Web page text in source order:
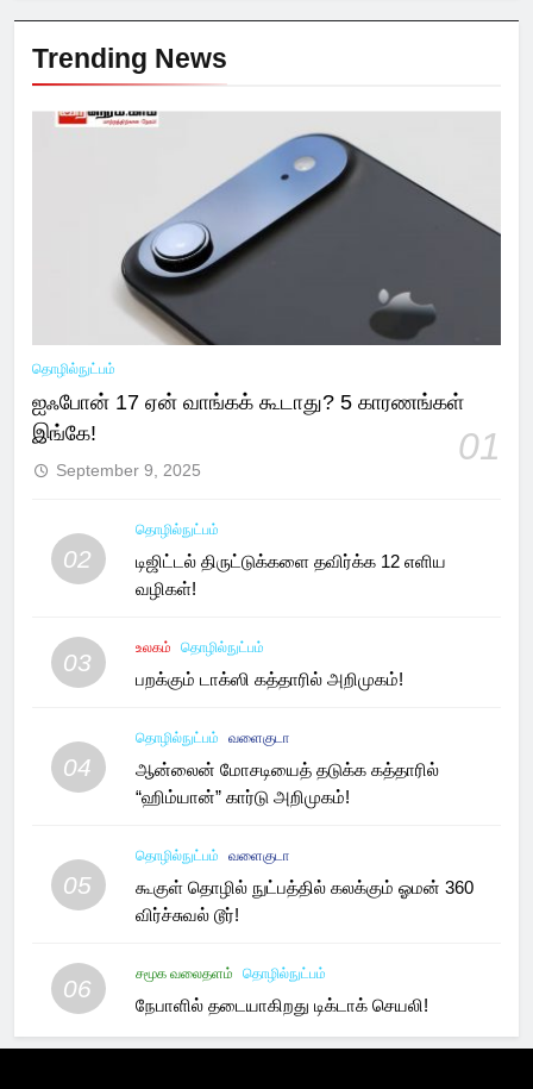
Trending News
தொழில்நுட்பம்
ஐஃபோன் 17 ஏன் வாங்கக் கூடாது? 5 காரணங்கள்
இங்கே!
01
September 9, 2025
02
தொழில்நுட்பம்
டிஜிட்டல் திருட்டுக்களை தவிர்க்க 12 எளிய
வழிகள்!
03
உலகம் தொழில்நுட்பம்
பறக்கும் டாக்ஸி கத்தாரில் அறிமுகம்!
04
தொழில்நுட்பம் வளைகுடா
ஆன்லைன் மோசடியைத் தடுக்க கத்தாரில்
“ஹிம்யான்” கார்டு அறிமுகம்!
05
தொழில்நுட்பம் வளைகுடா
கூகுள் தொழில் நுட்பத்தில் கலக்கும் ஓமன் 360
விர்ச்சுவல் டூர்!
06
சமூக வலைதளம் தொழில்நுட்பம்
நேபாளில் தடையாகிறது டிக்டாக் செயலி!